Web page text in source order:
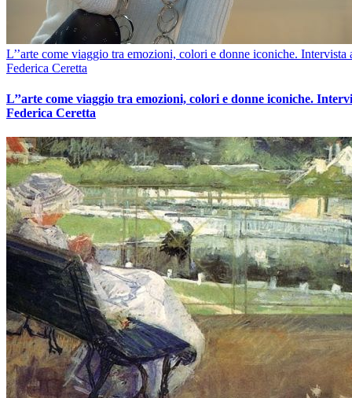
L’’arte come viaggio tra emozioni, colori e donne iconiche. Intervista
Federica Ceretta
L’’arte come viaggio tra emozioni, colori e donne iconiche.
Federica Ceretta